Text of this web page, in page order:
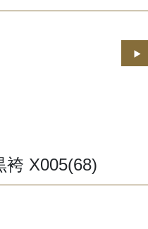
検索
袴 X005(68)